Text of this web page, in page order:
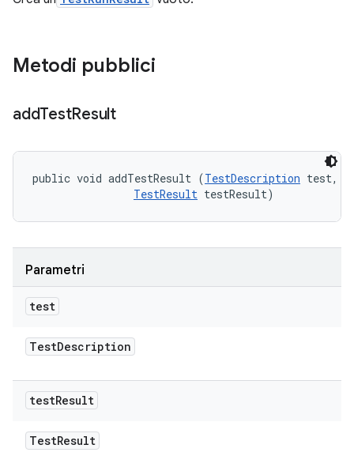
Metodi pubblici
addTestResult
public void addTestResult (TestDescription test,
TestResult testResult)
Parametri
test
TestDescription
testResult
TestResult